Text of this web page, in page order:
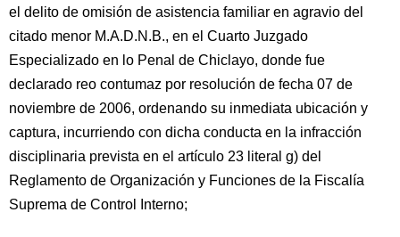
el delito de omisión de asistencia familiar en agravio del
citado menor M.A.D.N.B., en el Cuarto Juzgado
Especializado en lo Penal de Chiclayo, donde fue
declarado reo contumaz por resolución de fecha 07 de
noviembre de 2006, ordenando su inmediata ubicación y
captura, incurriendo con dicha conducta en la infracción
disciplinaria prevista en el artículo 23 literal g) del
Reglamento de Organización y Funciones de la Fiscalía
Suprema de Control Interno;